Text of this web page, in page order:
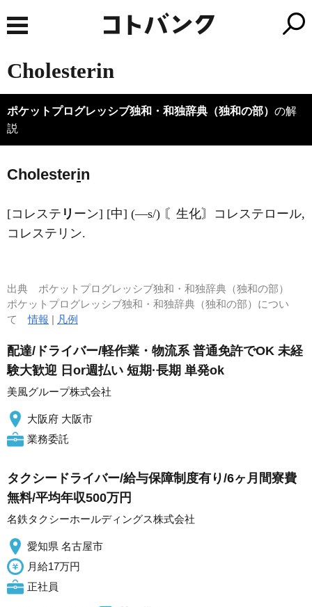
Cholesterin
ポケットプログレッシブ独和・和独辞典（独和の部） の解
説
Cholesterin
[コレステ リ ーン] [中] (―s/) 〘生化〙コレステロール,
コレステリン.
出典 ポケットプログレッシブ独和・和独辞典（独和の部）
ポケットプログレッシブ独和・和独辞典（独和の部）につい
て情報 | 凡例
配達/ドライバー/軽作業・物流系 普通免許でOK 未経
験大歓迎 日or週払い 短期·長期 単発ok
美風グループ株式会社
大阪府 大阪市
業務委託
タクシードライバー/給与保障制度有り/6ヶ月間寮費
無料/平均年収500万円
名鉄タクシーホールディングス株式会社
愛知県 名古屋市
月給17万円
正社員